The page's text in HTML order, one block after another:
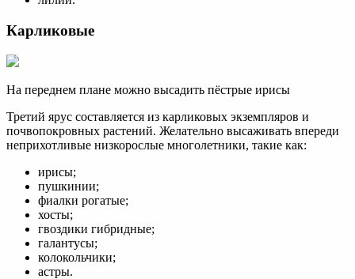
Карликовые
На переднем плане можно высадить пёстрые ирисы
Третий ярус составляется из карликовых экземпляров и
почвопокровных растений. Желательно высаживать впереди
неприхотливые низкорослые многолетники, такие как:
ирисы;
пушкинии;
фиалки рогатые;
хосты;
гвоздики гибридные;
галантусы;
колокольчики;
астры.